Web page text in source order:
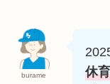
burame
休